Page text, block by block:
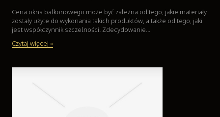
Odzież
Sport
Elektronika, RTV, AGD
Chemia
Cena okna balkonowego może być zależna od tego, jakie materiały
zostały użyte do wykonania takich produktów, a także od tego, jaki
jest współczynnik szczelności. Zdecydowanie...
Czytaj więcej »